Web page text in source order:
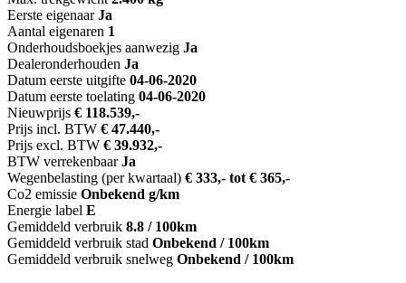
Eerste eigenaar Ja
Aantal eigenaren 1
Onderhoudsboekjes aanwezig Ja
Dealeronderhouden Ja
Datum eerste uitgifte 04-06-2020
Datum eerste toelating 04-06-2020
Nieuwprijs € 118.539,-
Prijs incl. BTW € 47.440,-
Prijs excl. BTW € 39.932,-
BTW verrekenbaar Ja
Wegenbelasting (per kwartaal) € 333,- tot € 365,-
Co2 emissie Onbekend g/km
Energie label E
Gemiddeld verbruik 8.8 / 100km
Gemiddeld verbruik stad Onbekend / 100km
Gemiddeld verbruik snelweg Onbekend / 100km